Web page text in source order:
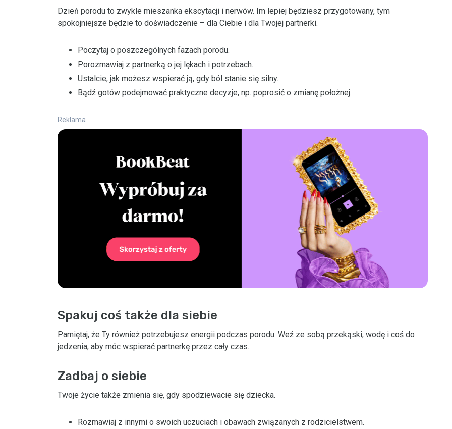
Dzień porodu to zwykle mieszanka ekscytacji i nerwów. Im lepiej będziesz przygotowany, tym
spokojniejsze będzie to doświadczenie – dla Ciebie i dla Twojej partnerki.
Poczytaj o poszczególnych fazach porodu.
Porozmawiaj z partnerką o jej lękach i potrzebach.
Ustalcie, jak możesz wspierać ją, gdy ból stanie się silny.
Bądź gotów podejmować praktyczne decyzje, np. poprosić o zmianę położnej.
Reklama
Spakuj coś także dla siebie
Pamiętaj, że Ty również potrzebujesz energii podczas porodu. Weź ze sobą przekąski, wodę i coś do
jedzenia, aby móc wspierać partnerkę przez cały czas.
Zadbaj o siebie
Twoje życie także zmienia się, gdy spodziewacie się dziecka.
Rozmawiaj z innymi o swoich uczuciach i obawach związanych z rodzicielstwem.